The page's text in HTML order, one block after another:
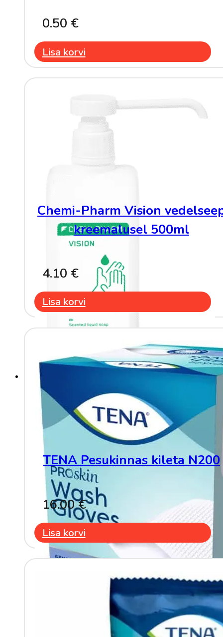
0.50 €
Lisa korvi
Chemi-Pharm Vision
kreemalusel 500ml
4.10 €
Lisa korvi
TENA Pesukinnas kileta N200
16.00€
Lisa korvi